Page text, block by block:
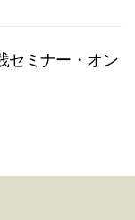
セミナー・オン